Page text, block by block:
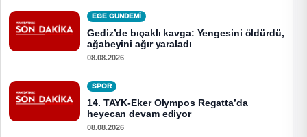
EGE GUNDEMİ
Gediz’de bıçaklı kavga: Yengesini öldürdü,
ağabeyini ağır yaraladı
08.08.2026
SPOR
14. TAYK-Eker Olympos Regatta’da
heyecan devam ediyor
08.08.2026